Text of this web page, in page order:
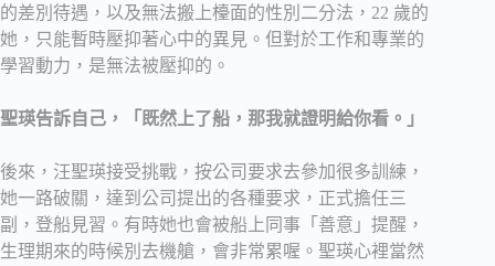
的差別待遇，以及無法搬上檯面的性別二分法，22 歲的
她，只能暫時壓抑著心中的異見。但對於工作和專業的
學習動力，是無法被壓抑的。
聖瑛告訴自己，「既然上了船，那我就證明給你看。」
後來，汪聖瑛接受挑戰，按公司要求去參加很多訓練，
她一路破關，達到公司提出的各種要求，正式擔任三
副，登船見習。有時她也會被船上同事「善意」提醒，
生理期來的時候別去機艙，會非常累喔。聖瑛心裡當然